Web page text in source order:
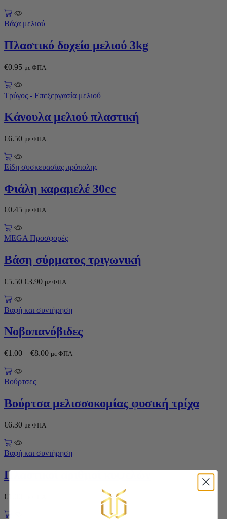
Βάζα μελιού
Πλαστικό δοχείο μελιού 3kg
€0.95 με ΦΠΑ
Τρύγος - Επεξεργασία μελιού
Κάνουλα μελιού πλαστική
€6.50 με ΦΠΑ
Είδη συσκευασίας πρόπολης
Φιάλη καραμελέ 30cc
€0.45 με ΦΠΑ
MEGA Προσφορές
Βάση σύρματος τριγωνική
€5.50 €3.90 με ΦΠΑ
Βαφή και συντήρηση
Νοβοπανόβιδες
€1.00 – €8.00 με ΦΠΑ
Βούρτσες
Βούρτσα μελισσοκομίας φυσική τρίχα
€6.30 με ΦΠΑ
Βαφή και συντήρηση
Πλαστικοί αριθμοί κυψελών
€1.00